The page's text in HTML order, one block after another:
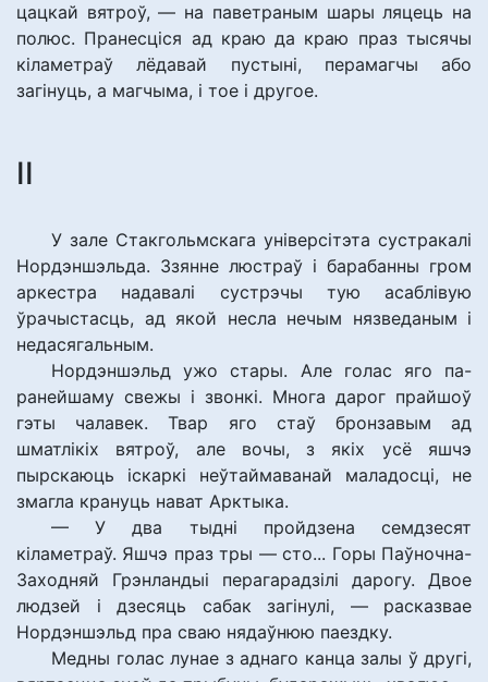
цацкай вятроў, — на паветраным шары ляцець на
полюс. Пранесціся ад краю да краю праз тысячы
кіламетраў лёдавай пустыні, перамагчы або
загінуць, а магчыма, і тое і другое.
ІІ
У зале Стакгольмскага універсітэта сустракалі
Нордэншэльда. Ззянне люстраў і барабанны гром
аркестра надавалі сустрэчы тую асаблівую
ўрачыстасць, ад якой несла нечым нязведаным і
недасягальным.
Нордэншэльд ужо стары. Але голас яго па-
ранейшаму свежы і звонкі. Многа дарог прайшоў
гэты чалавек. Твар яго стаў бронзавым ад
шматлікіх вятроў, але вочы, з якіх усё яшчэ
пырскаюць іскаркі неўтаймаванай маладосці, не
змагла крануць нават Арктыка.
— У два тыдні пройдзена семдзесят
кіламетраў. Яшчэ праз тры — сто... Горы Паўночна-
Заходняй Грэнландыі перагарадзілі дарогу. Двое
людзей і дзесяць сабак загінулі, — расказвае
Нордэншэльд пра сваю нядаўнюю паездку.
Медны голас лунае з аднаго канца залы ў другі,